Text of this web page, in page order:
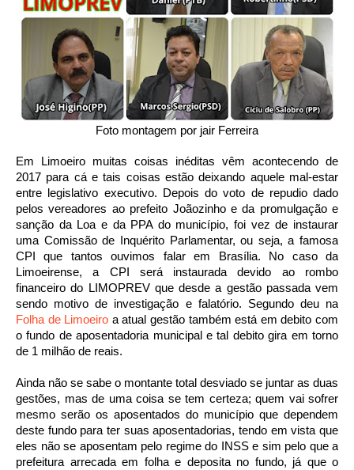
Foto montagem por jair Ferreira
Em Limoeiro muitas coisas inéditas vêm acontecendo de
2017 para cá e tais coisas estão deixando aquele mal-estar
entre legislativo executivo. Depois do voto de repudio dado
pelos vereadores ao prefeito Joãozinho e da promulgação e
sanção da Loa e da PPA do município, foi vez de instaurar
uma Comissão de Inquérito Parlamentar, ou seja, a famosa
CPI que tantos ouvimos falar em Brasília. No caso da
Limoeirense, a CPI será instaurada devido ao rombo
financeiro do LIMOPREV que desde a gestão passada vem
sendo motivo de investigação e falatório. Segundo deu na
Folha de Limoeiro a atual gestão também está em debito com
o fundo de aposentadoria municipal e tal debito gira em torno
de 1 milhão de reais.
Ainda não se sabe o montante total desviado se juntar as duas
gestões, mas de uma coisa se tem certeza; quem vai sofrer
mesmo serão os aposentados do município que dependem
deste fundo para ter suas aposentadorias, tendo em vista que
eles não se aposentam pelo regime do INSS e sim pelo que a
prefeitura arrecada em folha e deposita no fundo, já que o